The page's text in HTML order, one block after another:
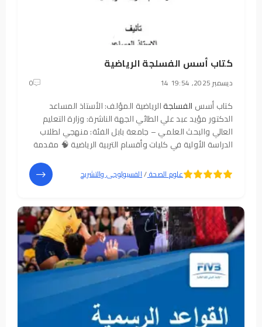
كتاب أسس الفسلجة الرياضية
14 ديسمبر 2025, 19:54 0
كتاب أسس الفسلجةالرياضية المؤلف: الأستاذ المساعد
الدكتور مؤيد عبد علي الطائي الجهة الناشرة: وزارة التعليم
العالي والبحث العلمي – جامعة بابل الفئة: منهجي لطلاب
الدراسة الأولية في كليات وأقسام التربية الرياضية 🧠 مقدمة
أساسيًا في فهم العمليات
علوم الصحة/الفسيولوجى والتشريح